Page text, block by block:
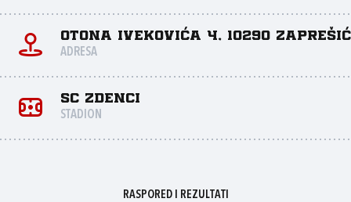
Otona Ivekovića 4, 10290 Zaprešić
ADRESA
SC Zdenci
STADION
RASPORED I REZULTATI